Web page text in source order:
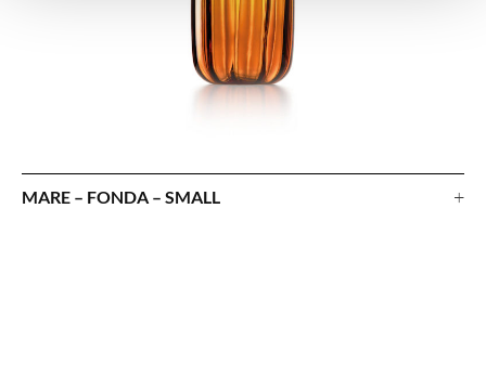
MARE – FONDA – SMALL +